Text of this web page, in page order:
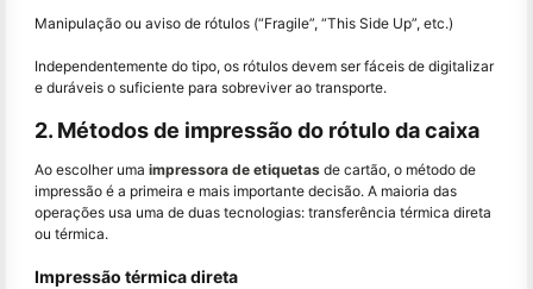
Manipulação ou aviso de rótulos (“Fragile”, “This Side Up”, etc.)
Independentemente do tipo, os rótulos devem ser fáceis de digitalizar
e duráveis o suficiente para sobreviver ao transporte.
2. Métodos de impressão do rótulo da caixa
Ao escolher uma impressora de etiquetas de cartão, o método de
impressão é a primeira e mais importante decisão. A maioria das
operações usa uma de duas tecnologias: transferência térmica direta
ou térmica.
Impressão térmica direta